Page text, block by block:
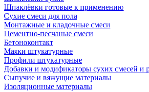
Шпаклёвки готовые к применению
Сухие смеси для пола
Монтажные и кладочные смеси
Цементно-песчаные смеси
Бетоноконтакт
Маяки штукатурные
Профили штукатурные
Добавки и модификаторы сухих смесей и
Сыпучие и вяжущие материалы
Изоляционные материалы